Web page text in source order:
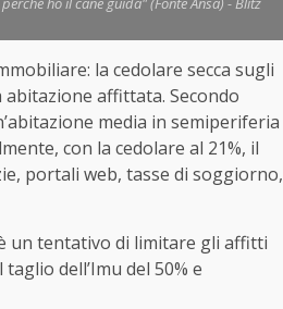
la cedolare secca sugli
affittata. Secondo
media in semiperiferia
con la cedolare al 21%, il
portali web, tasse di soggiorno,
un tentativo di limitare gli affitti
dell’Imu del 50% e